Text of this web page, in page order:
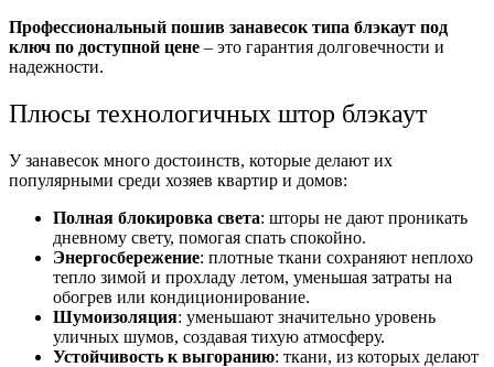
Профессиональный пошив занавесок типа блэкаут под
ключ по доступной цене – это гарантия долговечности и
надежности.
Плюсы технологичных штор блэкаут
У занавесок много достоинств, которые делают их
популярными среди хозяев квартир и домов:
Полная блокировка света: шторы не дают проникать
дневному свету, помогая спать спокойно.
Энергосбережение: плотные ткани сохраняют неплохо
тепло зимой и прохладу летом, уменьшая затраты на
обогрев или кондиционирование.
Шумоизоляция: уменьшают значительно уровень
уличных шумов, создавая тихую атмосферу.
Устойчивость к выгоранию: ткани, из которых делают